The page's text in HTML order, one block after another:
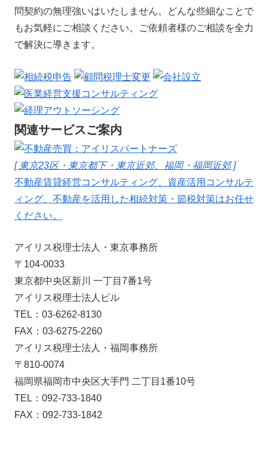
問契約の無理強いはいたしません。どんな些細なことで
もお気軽にご相談ください。ご依頼者様のご相談を全力
で解決に導きます。
関連サービスご案内
[ 東京23区・東京都下・東京近郊、福岡・福岡近郊 ]
不動産賃貸経営コンサルティング、資産活用コンサルテ
ィング、不動産を活用した相続対策・節税対策はお任せ
ください。
アイリス税理士法人・東京事務所
〒104-0033
東京都中央区新川 一丁目7番1号
アイリス税理士法人ビル
TEL：03-6262-8130
FAX：03-6275-2260
アイリス税理士法人・福岡事務所
〒810-0074
福岡県福岡市中央区大手門 二丁目1番10号
TEL：092-733-1840
FAX：092-733-1842